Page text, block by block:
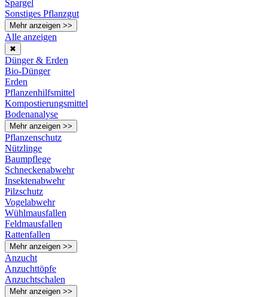
Spargel
Sonstiges Pflanzgut
Mehr anzeigen >>
Alle anzeigen
✖
Dünger & Erden
Bio-Dünger
Erden
Pflanzenhilfsmittel
Kompostierungsmittel
Bodenanalyse
Mehr anzeigen >>
Pflanzenschutz
Nützlinge
Baumpflege
Schneckenabwehr
Insektenabwehr
Pilzschutz
Vogelabwehr
Wühlmausfallen
Feldmausfallen
Rattenfallen
Mehr anzeigen >>
Anzucht
Anzuchttöpfe
Anzuchtschalen
Mehr anzeigen >>